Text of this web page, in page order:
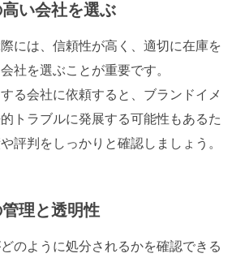
い会社を選ぶ
には、信頼性が高く、適切に在庫を
社を選ぶことが重要です。
る会社に依頼すると、ブランドイメ
トラブルに発展する可能性もあるた
評判をしっかりと確認しましょう。
理と透明性
のように処分されるかを確認できる